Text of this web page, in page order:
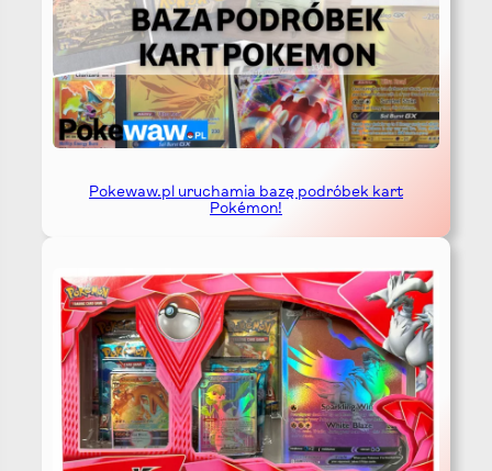
Pokewaw.pl uruchamia bazę podróbek kart
Pokémon!